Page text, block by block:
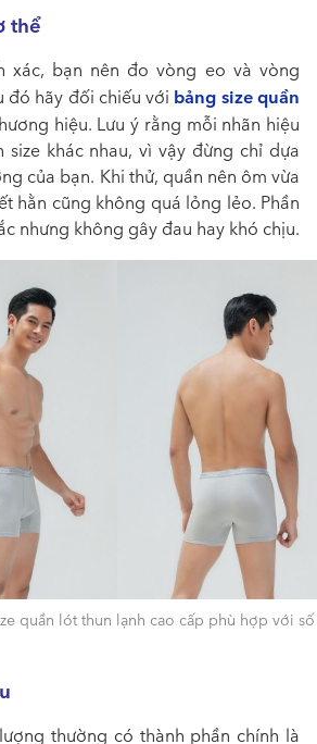
thể
xác, bạn nên đo vòng eo và vòng
đó hãy đối chiếu với bảng size quần
hiệu. Lưu ý rằng mỗi nhãn hiệu
khác nhau, vì vậy đừng chỉ dựa
của bạn. Khi thử, quần nên ôm vừa
hằn cũng không quá lỏng lẻo. Phần
nhưng không gây đau hay khó chịu.
quần lót thun lạnh cao cấp phù hợp với
thường có thành phần chính là